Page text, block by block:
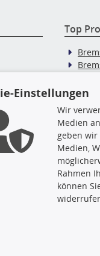
46
Top
Ölfilter
Einstellungen
Wir
Medien
geben
Medien,
Rahmen
können